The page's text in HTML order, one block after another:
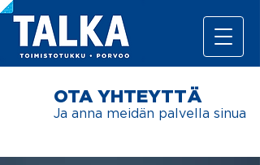
OTA YHTEYTTÄ
Ja anna meidän palvella sinua